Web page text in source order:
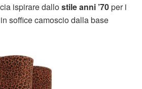
ispirare dallostile anni ’70per i
soffice camoscio dalla base